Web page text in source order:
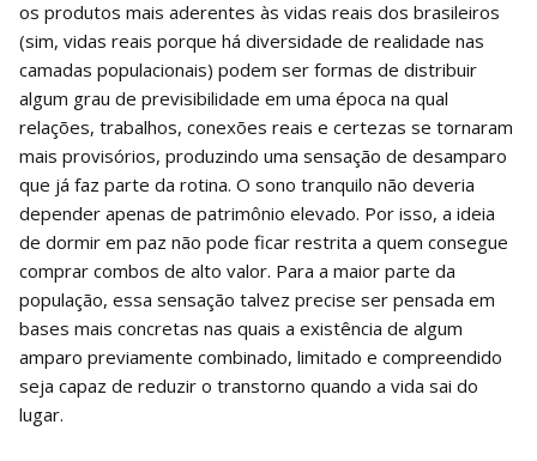
os produtos mais aderentes às vidas reais dos brasileiros
(sim, vidas reais porque há diversidade de realidade nas
camadas populacionais) podem ser formas de distribuir
algum grau de previsibilidade em uma época na qual
relações, trabalhos, conexões reais e certezas se tornaram
mais provisórios, produzindo uma sensação de desamparo
que já faz parte da rotina. O sono tranquilo não deveria
depender apenas de patrimônio elevado. Por isso, a ideia
de dormir em paz não pode ficar restrita a quem consegue
comprar combos de alto valor. Para a maior parte da
população, essa sensação talvez precise ser pensada em
bases mais concretas nas quais a existência de algum
amparo previamente combinado, limitado e compreendido
seja capaz de reduzir o transtorno quando a vida sai do
lugar.